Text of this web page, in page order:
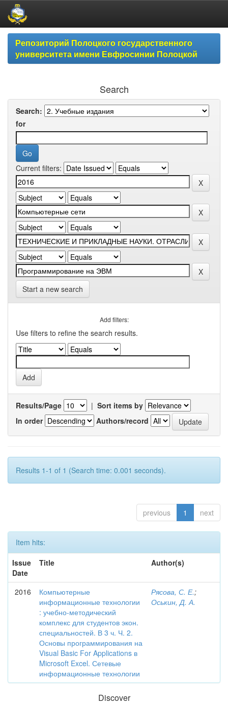
Skip
navigationРепозиторий Полоцкого государственного
университета имени Евфросинии Полоцкой
Search
Search:
for
Current filters:
Start a new search
Add filters:
Use filters to refine the search results.
Results/Page | Sort items by
In order
Authors/record
Results 1-1 of 1 (Search time: 0.001 seconds).
previous 1 next
Item hits:
Issue
Date
Title Author(s)
2016
Компьютерные
информационные технологии
: учебно-методический
комплекс для студентов экон.
специальностей. В 3 ч. Ч. 2.
Основы программирования на
Visual Basic For Applications в
Microsoft Excel. Сетевые
информационные технологии
Рясова, С. Е.;
Оськин, Д. А.
Discover